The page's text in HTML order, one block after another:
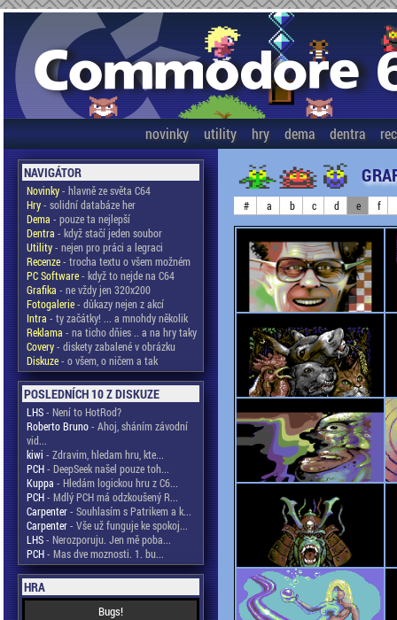
novinky utility hry dema dentra
NAVIGÁTOR
Novinky- hlavně ze světa C64
Hry- solidní databáze her
Dema - pouze ta nejlepší
Dentra - když stačí jeden soubor
Utility- nejen pro práci a legraci
Recenze- trocha textu o všem možném
PC Software- když to nejde na C64
Grafika - ne vždy jen 320x200
Fotogalerie- důkazy nejen z akcí
Intra - ty začátky! ... a mnohdy několik
Reklama - na ticho dňies .. a na hry taky
Covery- diskety zabalené v obrázku
Diskuze- o všem, o ničem a tak
POSLEDNÍCH 10 Z DISKUZE
LHS- Není to HotRod?
Roberto Bruno- Ahoj, sháním závodní
vid...
kiwi - Zdravim, hledam hru, kte...
PCH- DeepSeek našel pouze toh...
Kuppa - Hledám logickou hru z C6...
PCH- Mdlý PCH má odzkoušený R...
Carpenter- Souhlasím s Patrikem a k...
Carpenter- Vše už funguje ke spokoj...
LHS- Nerozporuju. Jen mě poba...
PCH- Mas dve moznosti. 1. bu...
HRA
Bugs!
# a b c d e f